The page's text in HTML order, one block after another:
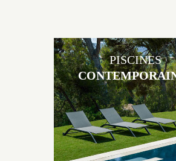
Les piscines en béton
Brens sont uniques grâce au large
matériaux et de revêtements et les
PISCINES